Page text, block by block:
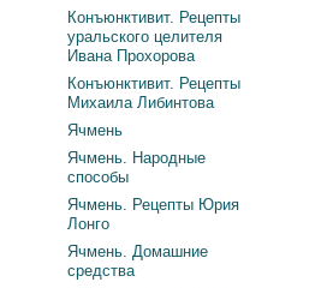
Конъюнктивит. Рецепты
уральского целителя
Ивана Прохорова
Конъюнктивит. Рецепты
Михаила Либинтова
Ячмень
Ячмень. Народные
способы
Ячмень. Рецепты Юрия
Лонго
Ячмень. Домашние
средства